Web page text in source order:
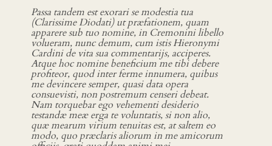
Passa tandem est exorari se modestia tua
(Clarissime Diodati) ut præfationem, quam
apparere sub tuo nomine, in Cremonini libello
volueram, nunc demum, cum istis Hieronymi
Cardini de vita sua commentarijs, acciperes.
Atque hoc nomine beneficium me tibi debere
profiteor, quod inter ferme innumera, quibus
me devincere semper, quasi data opera
consuevisti, non postremum censeri debeat.
Nam torquebar ego vehementi desiderio
testandæ meæ erga te voluntatis, si non alio,
quæ mearum virium tenuitas est, at saltem eo
modo, quo præclaris aliorum in me amicorum